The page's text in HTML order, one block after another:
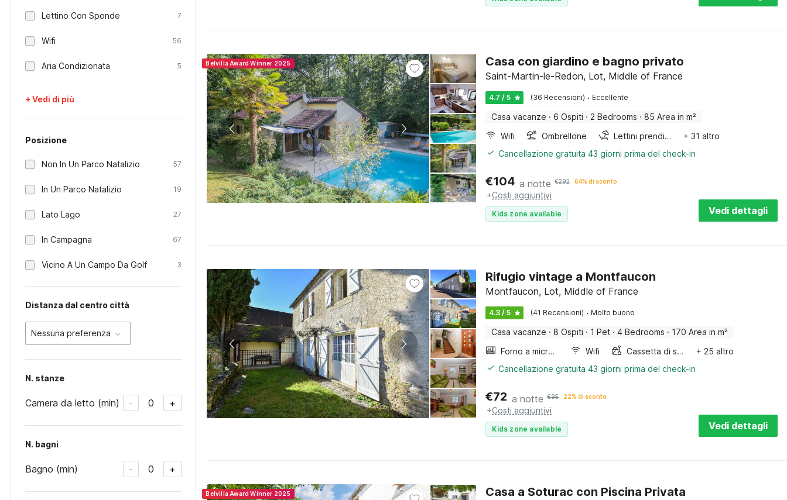
Lettino Con Sponde 7
Wifi 56
Aria Condizionata 5
+ Vedi di più
Posizione
Non In Un Parco Natalizio 57
In Un Parco Natalizio 19
Lato Lago 27
In Campagna 67
Vicino A Un Campo Da Golf 3
Distanza dal centro città
Nessuna preferenza
N. stanze
Camera da letto (min) - 0 +
N. bagni
Bagno (min) - 0 +
Belvilla Award Winner 2025 Casa con giardino e bagno privato
Saint-Martin-le-Redon, Lot, Middle of France
4.7 / 5 (36 Recensioni) · Eccellente
Casa vacanze · 6 Ospiti · 2 Bedrooms · 85 Area in m²
Wifi
Ombrellone Lettini prendisole
+ 31 altro
Cancellazione gratuita 43 giorni prima del check-in
€104 a notte €292 64% di sconto
+Costi aggiuntivi
Kids zone available Vedi dettagli
Rifugio vintage a Montfaucon
Montfaucon, Lot, Middle of France
4.3 / 5 (41 Recensioni) · Molto buono
Casa vacanze · 8 Ospiti · 1 Pet · 4 Bedrooms · 170 Area in m²
Forno a microonde combinato
Wifi Cassetta di sabbia
+ 25 altro
Cancellazione gratuita 43 giorni prima del check-in
€72 a notte €95 22% di sconto
+Costi aggiuntivi
Kids zone available Vedi dettagli
Belvilla Award Winner 2025 Casa a Soturac con Piscina Privata